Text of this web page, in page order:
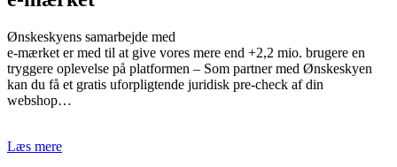
Ønskeskyens samarbejde med
e-mærket er med til at give vores mere end +2,2 mio. brugere en
tryggere oplevelse på platformen – Som partner med Ønskeskyen
kan du få et gratis uforpligtende juridisk pre-check af din
webshop…
Læs mere